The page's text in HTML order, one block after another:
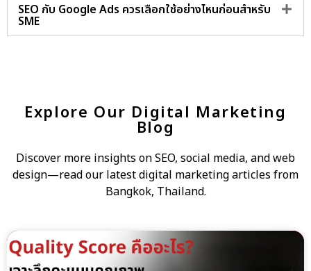
SEO กับ Google Ads ควรเลือกใช้อย่างไหนก่อนสำหรับ
SME
Explore Our Digital Marketing
Blog
Discover more insights on SEO, social media, and web
design—read our latest digital marketing articles from
Bangkok, Thailand.